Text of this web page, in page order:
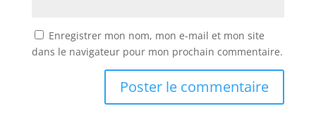
Enregistrer mon nom, mon e-mail et mon site
dans le navigateur pour mon prochain commentaire.